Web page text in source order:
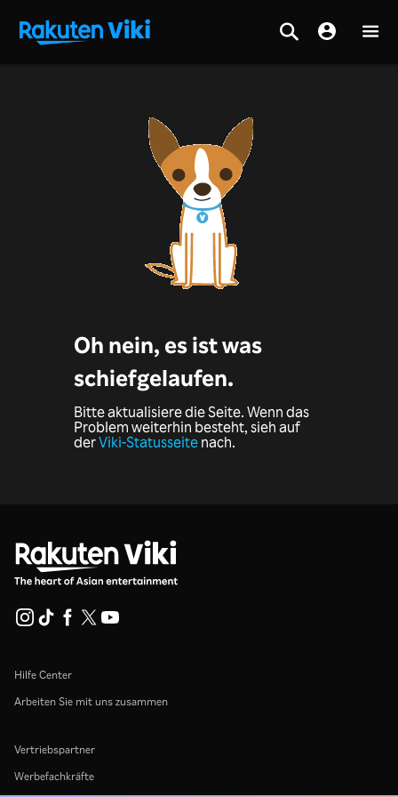
Oh nein, es ist was
schiefgelaufen.
Bitte aktualisiere die Seite. Wenn das
Problem weiterhin besteht, sieh auf
derViki-Statusseitenach.
Hilfe Center
Arbeiten Sie mit uns zusammen
Vertriebspartner
Werbefachkräfte